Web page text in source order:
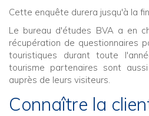
Cette enquête durera jusqu'à la
Le bureau d'études BVA a en
récupération de questionnaires
touristiques durant toute
tourisme partenaires sont
auprès de leurs visiteurs.
Connaître la